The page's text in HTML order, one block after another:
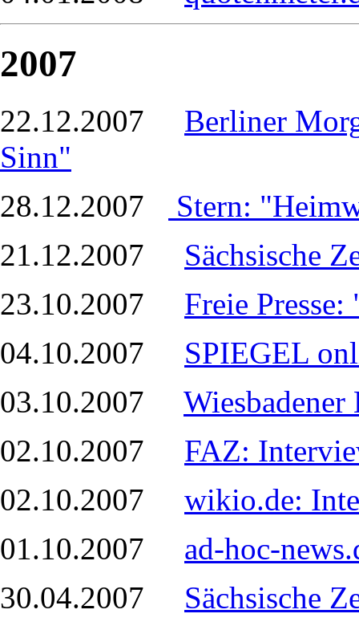
2007
22.12.2007 Berliner
Sinn"
28.12.2007
Stern:
21.12.2007 Sächsische
23.10.2007 Freie
04.10.2007 SPIEGEL
03.10.2007
02.10.2007 FAZ:
02.10.2007 wikio.de:
01.10.2007 ad-hoc-
30.04.2007 Sächsische